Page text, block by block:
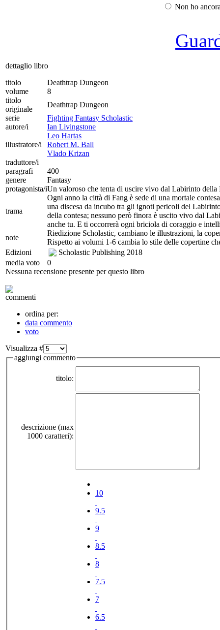
Non ho
dettaglio libro
titolo
Deathtrap Dungeon
volume
8
titolo
originale
Deathtrap Dungeon
serie
Fighting Fantasy Scholastic
autore/i
Ian Livingstone
illustratore/i
Leo Hartas
Robert M. Ball
Vlado Krizan
traduttore/i
paragrafi
400
genere
Fantasy
protagonista/iUn valoroso che tenta di uscire vivo dal Labirinto della
trama
Ogni anno la città di Fang è sede di una mortale
una discesa da incubo tra gli ignoti pericoli del
della contesa; nessuno però finora è uscito vivo dal
anche tu. E ti occorrerà ogni briciola di coraggio e
note
Riedizione Scholastic, cambiano le illustrazioni, la
Rispetto ai volumi 1-6 cambia lo stile delle copertine
Edizioni
Scholastic Publishing 2018
media voto
0
Nessuna recensione presente per questo libro
commenti
ordina per:
data commento
voto
Visualizza #
aggiungi commento
titolo:
descrizione (max
1000 caratteri):
10
9.5
9
8.5
8
7.5
7
6.5